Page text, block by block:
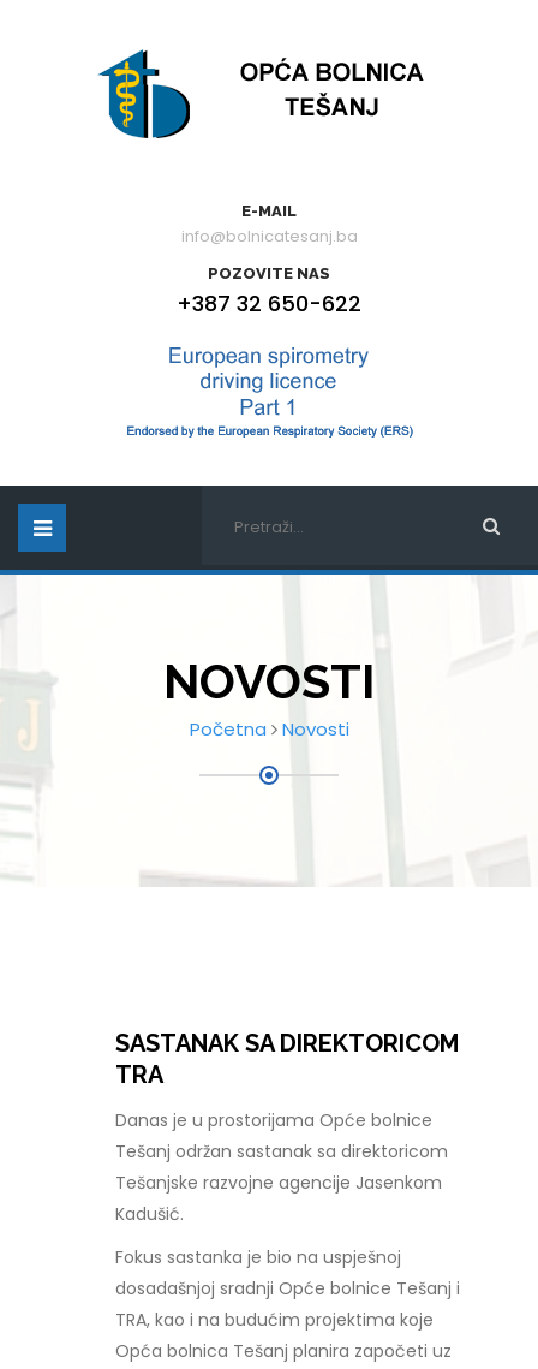
E-MAIL
info@bolnicatesanj.ba
POZOVITE NAS
+387 32 650-622
NOVOSTI
Početna Novosti
SASTANAK SA DIREKTORICOM
TRA
Danas je u prostorijama Opće bolnice
Tešanj održan sastanak sa direktoricom
Tešanjske razvojne agencije Jasenkom
Kadušić.
Fokus sastanka je bio na uspješnoj
dosadašnjoj sradnji Opće bolnice Tešanj i
TRA, kao i na budućim projektima koje
Opća bolnica Tešanj planira započeti uz